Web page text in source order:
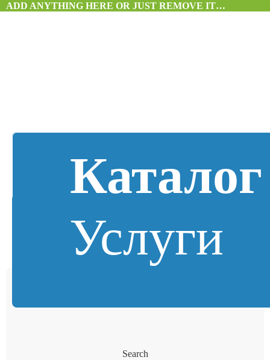
ADD ANYTHING HERE OR JUST REMOVE IT…
Каталог
Услуги
Search